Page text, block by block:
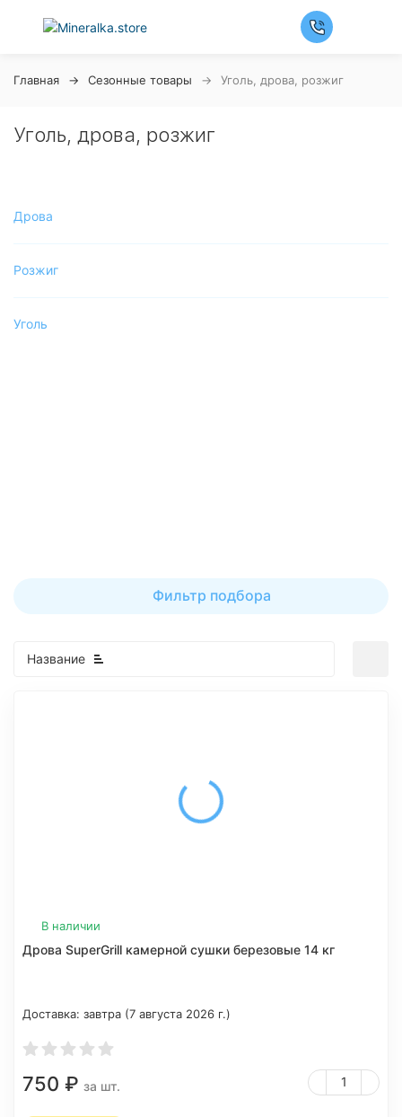
Главная Сезонные товары Уголь, дрова, розжиг
Уголь, дрова, розжиг
Дрова
Розжиг
Уголь
Фильтр подбора
Название
В наличии
Дрова SuperGrill камерной сушки березовые 14 кг
Доставка: завтра (7 августа 2026 г.)
750 ₽ за шт.